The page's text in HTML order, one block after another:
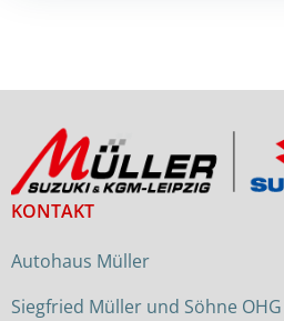
KONTAKT
Autohaus Müller
Siegfried Müller und Söhne OHG